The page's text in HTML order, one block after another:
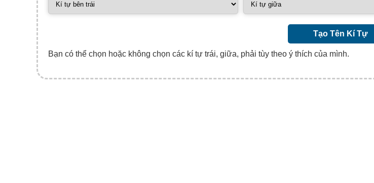
Tạo Tên Kí Tự
Bạn có thể chọn hoặc không chọn các kí tự trái, giữa, phải tùy theo ý thích của mình.